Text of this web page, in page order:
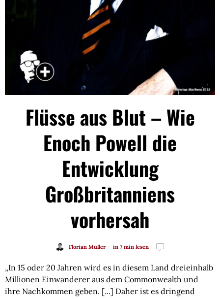
Flüsse aus Blut – Wie
Enoch Powell die
Entwicklung
Großbritanniens
vorhersah
Florian Müller in 7 min lesen
„In 15 oder 20 Jahren wird es in diesem Land dreieinhalb
Millionen Einwanderer aus dem Commonwealth und
ihre Nachkommen geben. [...] Daher ist es dringend